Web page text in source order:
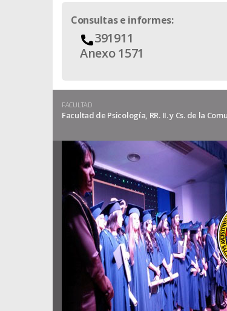
Consultas e informes:
391911
Anexo 1571
FACULTAD
Facultad de Psicología, RR. II. y Cs. de la